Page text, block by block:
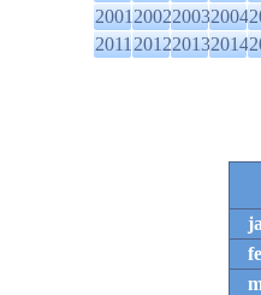
2001200220032004
2011201220132014